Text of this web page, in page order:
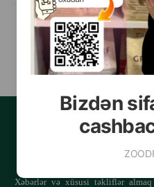
Bizdən
Məhsullar
Xəbərlər və xüsusi təkliflər almaq